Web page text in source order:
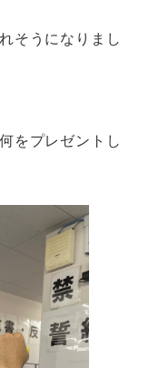
そうになりまし
をプレゼントし